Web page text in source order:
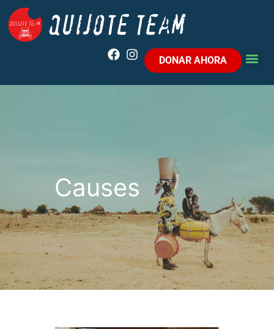
DONAR AHORA
Causes